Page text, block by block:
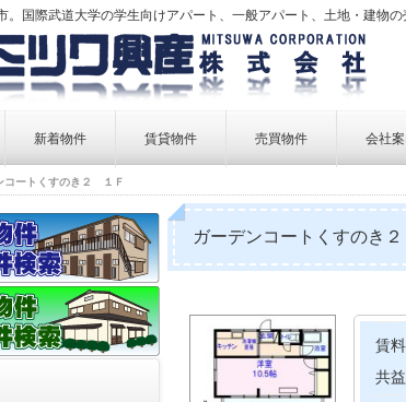
。国際武道大学の学生向けアパート、一般アパート、土地・建物の
新着物件 賃貸物件
賃貸物件検索
売買物件
売買物件検索
会社
個
コートくすのき２ １Ｆ
ガーデンコートくすのき
賃料
共